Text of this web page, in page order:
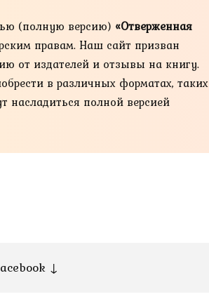
(полную версию) «Отверженная
правам. Наш сайт призван
от издателей и отзывы на книгу.
в различных форматах, таких
насладиться полной версией
↓